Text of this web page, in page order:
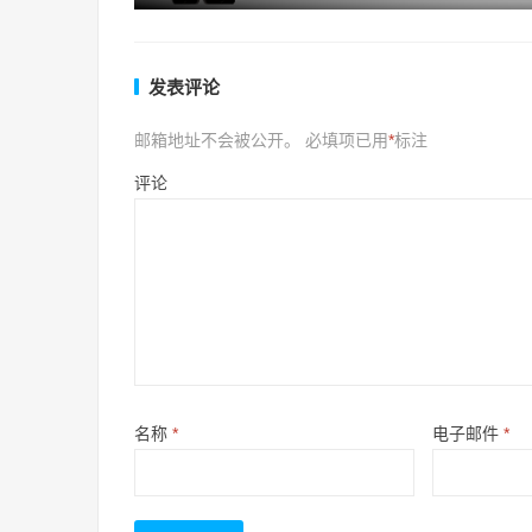
发表评论
邮箱地址不会被公开。 必填项已用*标注
评论
名称 * 电子邮件 *